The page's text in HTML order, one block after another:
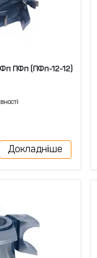
ПФп (ПФп-12-12)
Докладніше